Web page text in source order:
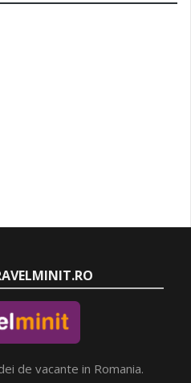
de vacante in Romania.